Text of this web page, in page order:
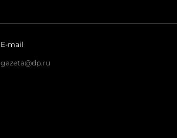
E-mail
gazeta@dp.ru